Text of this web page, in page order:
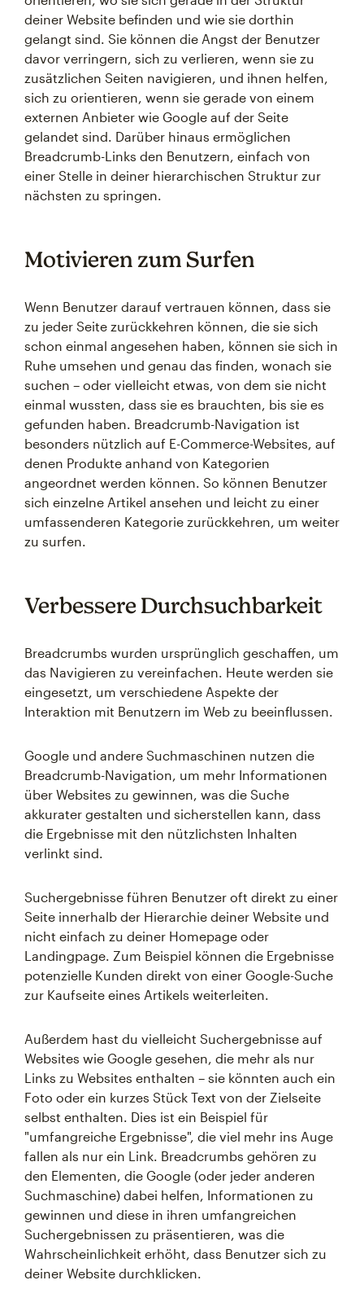
deiner Website befinden und wie sie dorthin
gelangt sind. Sie können die Angst der Benutzer
davor verringern, sich zu verlieren, wenn sie zu
zusätzlichen Seiten navigieren, und ihnen helfen,
sich zu orientieren, wenn sie gerade von einem
externen Anbieter wie Google auf der Seite
gelandet sind. Darüber hinaus ermöglichen
Breadcrumb-Links den Benutzern, einfach von
einer Stelle in deiner hierarchischen Struktur zur
nächsten zu springen.
Motivieren zum Surfen
Wenn Benutzer darauf vertrauen können, dass sie
zu jeder Seite zurückkehren können, die sie sich
schon einmal angesehen haben, können sie sich in
Ruhe umsehen und genau das finden, wonach sie
suchen – oder vielleicht etwas, von dem sie nicht
einmal wussten, dass sie es brauchten, bis sie es
gefunden haben. Breadcrumb-Navigation ist
besonders nützlich auf E-Commerce-Websites, auf
denen Produkte anhand von Kategorien
angeordnet werden können. So können Benutzer
sich einzelne Artikel ansehen und leicht zu einer
umfassenderen Kategorie zurückkehren, um weiter
zu surfen.
Verbessere Durchsuchbarkeit
Breadcrumbs wurden ursprünglich geschaffen, um
das Navigieren zu vereinfachen. Heute werden sie
eingesetzt, um verschiedene Aspekte der
Interaktion mit Benutzern im Web zu beeinflussen.
Google und andere Suchmaschinen nutzen die
Breadcrumb-Navigation, um mehr Informationen
über Websites zu gewinnen, was die Suche
akkurater gestalten und sicherstellen kann, dass
die Ergebnisse mit den nützlichsten Inhalten
verlinkt sind.
Suchergebnisse führen Benutzer oft direkt zu einer
Seite innerhalb der Hierarchie deiner Website und
nicht einfach zu deiner Homepage oder
Landingpage. Zum Beispiel können die Ergebnisse
potenzielle Kunden direkt von einer Google-Suche
zur Kaufseite eines Artikels weiterleiten.
Außerdem hast du vielleicht Suchergebnisse auf
Websites wie Google gesehen, die mehr als nur
Links zu Websites enthalten – sie könnten auch ein
Foto oder ein kurzes Stück Text von der Zielseite
selbst enthalten. Dies ist ein Beispiel für
"umfangreiche Ergebnisse", die viel mehr ins Auge
fallen als nur ein Link. Breadcrumbs gehören zu
den Elementen, die Google (oder jeder anderen
Suchmaschine) dabei helfen, Informationen zu
gewinnen und diese in ihren umfangreichen
Suchergebnissen zu präsentieren, was die
Wahrscheinlichkeit erhöht, dass Benutzer sich zu
deiner Website durchklicken.